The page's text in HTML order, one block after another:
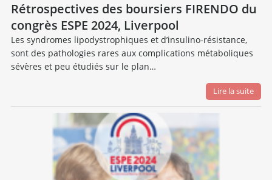
Rétrospectives des boursiers FIRENDO du
congrès ESPE 2024, Liverpool
Les syndromes lipodystrophiques et d’insulino-résistance,
sont des pathologies rares aux complications métaboliques
sévères et peu étudiés sur le plan…
Lire la suite